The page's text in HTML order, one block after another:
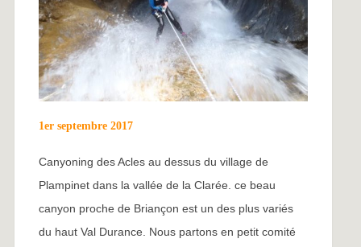
1er septembre 2017
Canyoning des Acles au dessus du village de
Plampinet dans la vallée de la Clarée. ce beau
canyon proche de Briançon est un des plus variés
du haut Val Durance. Nous partons en petit comité